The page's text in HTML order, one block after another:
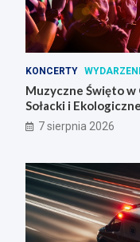
KONCERTY
Muzyczne Święto
Sołacki i
7 sierpnia 2026